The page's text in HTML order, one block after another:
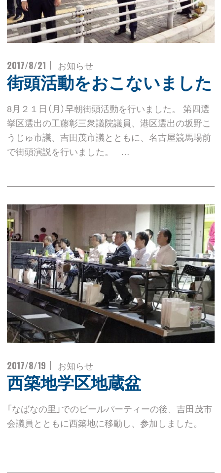
2017/8/21 お知らせ
街頭活動をおこないました
8月２１日（月）早朝街頭活動を行いました。 第四選
挙区選出の工藤彰三衆議院議員、港区選出の坂野こ
うじゅ市議、吉田茂市議とともに、名古屋競馬場前
で街頭演説を行いました。 …
2017/8/19 お知らせ
西築地学区地蔵盆
「なばなの里」でのビールパーティーの後、吉田茂市
会議員とともに西築地に移動し、参加しました。